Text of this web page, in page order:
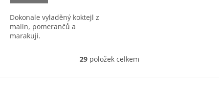
Dokonale vyladěný koktejl z
malin, pomerančů a
marakuji.
O
l
29 položek celkem
Z